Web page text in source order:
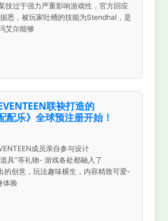
技过于强力严重影响游戏性，官方回应
悉，被玩家吐槽的技能为Stendhal，是
艾尔能够
联袂打造的
配乐》全球预注册开始！
成员亲自参与设计
具”等礼物- 游戏各处都融入了
的创意，玩法趣味横生，内容精致可爱-
体验